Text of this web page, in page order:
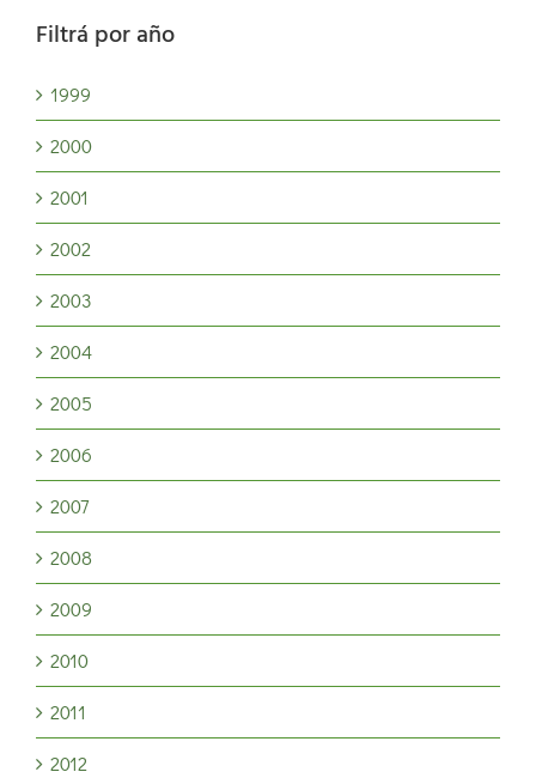
Filtrá por año
1999
2000
2001
2002
2003
2004
2005
2006
2007
2008
2009
2010
2011
2012